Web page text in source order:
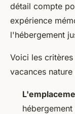
détail compte
expérience
l'hébergement
Voici les
vacances